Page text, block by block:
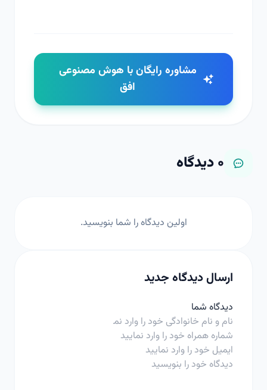
مشاوره رایگان با هوش مصنوعی
افق
۰دیدگاه
اولین دیدگاه را شما بنویسید.
ارسال دیدگاه جدید
دیدگاه شما